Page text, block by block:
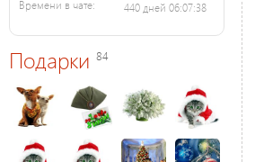
Времени в чате: 440 дней 06:07:38
Подарки 84